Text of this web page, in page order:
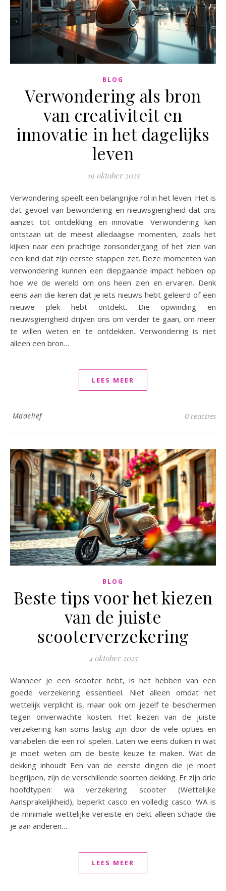
BLOG
Verwondering als bron
van creativiteit en
innovatie in het dagelijks
leven
19 oktober 2025
Verwondering speelt een belangrijke rol in het leven. Het is
dat gevoel van bewondering en nieuwsgierigheid dat ons
aanzet tot ontdekking en innovatie. Verwondering kan
ontstaan uit de meest alledaagse momenten, zoals het
kijken naar een prachtige zonsondergang of het zien van
een kind dat zijn eerste stappen zet. Deze momenten van
verwondering kunnen een diepgaande impact hebben op
hoe we de wereld om ons heen zien en ervaren. Denk
eens aan die keren dat je iets nieuws hebt geleerd of een
nieuwe plek hebt ontdekt. Die opwinding en
nieuwsgierigheid drijven ons om verder te gaan, om meer
te willen weten en te ontdekken. Verwondering is niet
alleen een bron…
LEES MEER
Madelief 0 reacties
BLOG
Beste tips voor het kiezen
van de juiste
scooterverzekering
4 oktober 2025
Wanneer je een scooter hebt, is het hebben van een
goede verzekering essentieel. Niet alleen omdat het
wettelijk verplicht is, maar ook om jezelf te beschermen
tegen onverwachte kosten. Het kiezen van de juiste
verzekering kan soms lastig zijn door de vele opties en
variabelen die een rol spelen. Laten we eens duiken in wat
je moet weten om de beste keuze te maken. Wat de
dekking inhoudt Een van de eerste dingen die je moet
begrijpen, zijn de verschillende soorten dekking. Er zijn drie
hoofdtypen: wa verzekering scooter (Wettelijke
Aansprakelijkheid), beperkt casco en volledig casco. WA is
de minimale wettelijke vereiste en dekt alleen schade die
je aan anderen…
LEES MEER